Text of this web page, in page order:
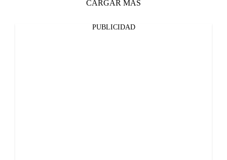
CARGAR MÁS
PUBLICIDAD